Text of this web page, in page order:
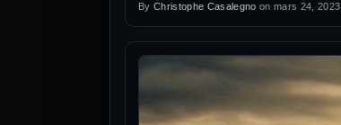
By Christophe Casalegno on mars 24, 2023